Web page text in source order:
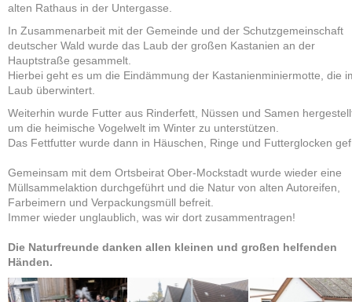
alten Rathaus in der Untergasse.
In Zusammenarbeit mit der Gemeinde und der Schutzgemeinschaft
deutscher Wald wurde das Laub der großen Kastanien an der
Hauptstraße gesammelt.
Hierbei geht es um die Eindämmung der Kastanienminiermotte, die
Laub überwintert.
Weiterhin wurde Futter aus Rinderfett, Nüssen und Samen
um die heimische Vogelwelt im Winter zu unterstützen.
Das Fettfutter wurde dann in Häuschen, Ringe und Futterglocken
Gemeinsam mit dem Ortsbeirat Ober-Mockstadt wurde wieder eine
Müllsammelaktion durchgeführt und die Natur von alten Autoreifen,
Farbeimern und Verpackungsmüll befreit.
Immer wieder unglaublich, was wir dort zusammentragen!
Die Naturfreunde danken allen kleinen und großen helfenden
Händen.